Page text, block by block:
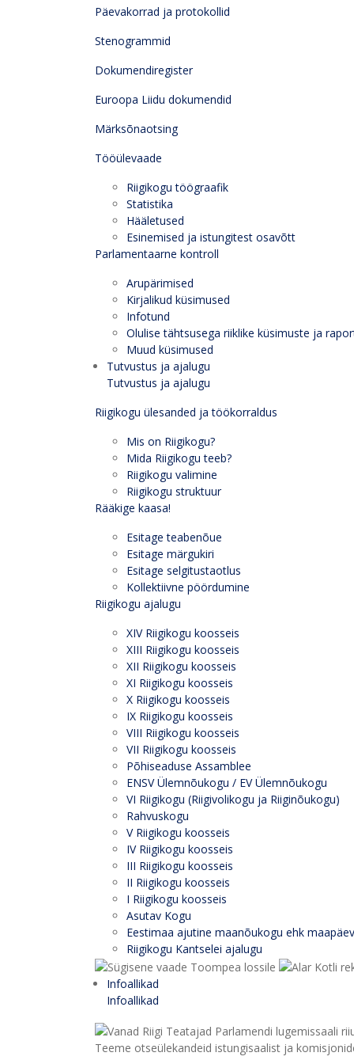
Päevakorrad ja protokollid
Stenogrammid
Dokumendiregister
Euroopa Liidu dokumendid
Märksõnaotsing
Tööülevaade
Riigikogu töögraafik
Statistika
Hääletused
Esinemised ja istungitest osavõtt
Parlamentaarne kontroll
Arupärimised
Kirjalikud küsimused
Infotund
Olulise tähtsusega riiklike küsimuste ja
Muud küsimused
Tutvustus ja ajalugu
Tutvustus ja ajalugu
Riigikogu ülesanded ja töökorraldus
Mis on Riigikogu?
Mida Riigikogu teeb?
Riigikogu valimine
Riigikogu struktuur
Rääkige kaasa!
Esitage teabenõue
Esitage märgukiri
Esitage selgitustaotlus
Kollektiivne pöördumine
Riigikogu ajalugu
XIV Riigikogu koosseis
XIII Riigikogu koosseis
XII Riigikogu koosseis
XI Riigikogu koosseis
X Riigikogu koosseis
IX Riigikogu koosseis
VIII Riigikogu koosseis
VII Riigikogu koosseis
Põhiseaduse Assamblee
ENSV Ülemnõukogu / EV Ülemnõukogu
VI Riigikogu (Riigivolikogu ja Riiginõukogu)
Rahvuskogu
V Riigikogu koosseis
IV Riigikogu koosseis
III Riigikogu koosseis
II Riigikogu koosseis
I Riigikogu koosseis
Asutav Kogu
Eestimaa ajutine maanõukogu ehk maapäev
Riigikogu Kantselei ajalugu
Infoallikad
Infoallikad
Teeme otseülekandeid istungisaalist ja